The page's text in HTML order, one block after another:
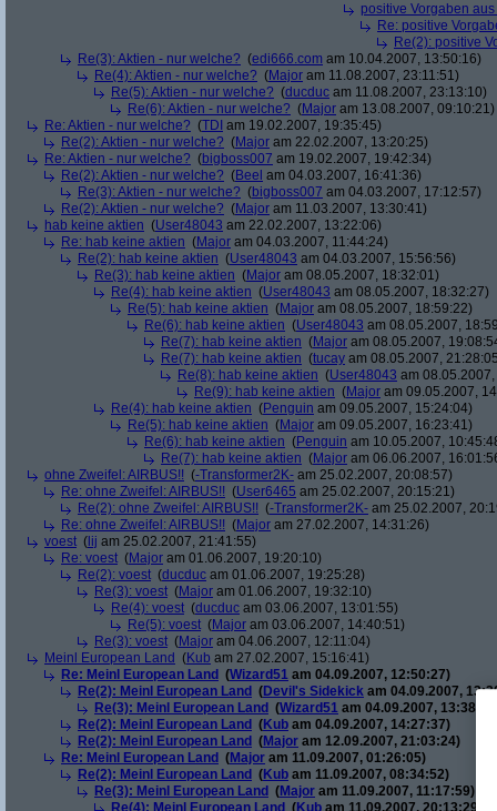
positive Vorgaben
Re: positive
Re(2): positive
Re(3): Aktien - nur welche? (edi666.com am 10.04.2007, 13:50:16)
Re(4): Aktien - nur welche? (Major am 11.08.2007, 23:11:51)
Re(5): Aktien - nur welche? (ducduc am 11.08.2007, 23:13:10)
Re(6): Aktien - nur welche? (Major am 13.08.2007, 09:10:21)
Re: Aktien - nur welche? (TDI am 19.02.2007, 19:35:45)
Re(2): Aktien - nur welche? (Major am 22.02.2007, 13:20:25)
Re: Aktien - nur welche? (bigboss007 am 19.02.2007, 19:42:34)
Re(2): Aktien - nur welche? (Beel am 04.03.2007, 16:41:36)
Re(3): Aktien - nur welche? (bigboss007 am 04.03.2007, 17:12:57)
Re(2): Aktien - nur welche? (Major am 11.03.2007, 13:30:41)
hab keine aktien (User48043 am 22.02.2007, 13:22:06)
Re: hab keine aktien (Major am 04.03.2007, 11:44:24)
Re(2): hab keine aktien (User48043 am 04.03.2007, 15:56:56)
Re(3): hab keine aktien (Major am 08.05.2007, 18:32:01)
Re(4): hab keine aktien (User48043 am 08.05.2007, 18:32:27)
Re(5): hab keine aktien (Major am 08.05.2007, 18:59:22)
Re(6): hab keine aktien (User48043 am 08.05.2007,
Re(7): hab keine aktien (Major am 08.05.2007,
Re(7): hab keine aktien (tucay am 08.05.2007,
Re(8): hab keine aktien (User48043 am
Re(9): hab keine aktien (Major am 09.05.2007,
Re(4): hab keine aktien (Penguin am 09.05.2007, 15:24:04)
Re(5): hab keine aktien (Major am 09.05.2007, 16:23:41)
Re(6): hab keine aktien (Penguin am 10.05.2007,
Re(7): hab keine aktien (Major am 06.06.2007,
ohne Zweifel: AIRBUS!! (-Transformer2K- am 25.02.2007, 20:08:57)
Re: ohne Zweifel: AIRBUS!! (User6465 am 25.02.2007, 20:15:21)
Re(2): ohne Zweifel: AIRBUS!! (-Transformer2K- am 25.02.2007,
Re: ohne Zweifel: AIRBUS!! (Major am 27.02.2007, 14:31:26)
voest ( lij am 25.02.2007, 21:41:55)
Re: voest (Major am 01.06.2007, 19:20:10)
Re(2): voest (ducduc am 01.06.2007, 19:25:28)
Re(3): voest (Major am 01.06.2007, 19:32:10)
Re(4): voest (ducduc am 03.06.2007, 13:01:55)
Re(5): voest (Major am 03.06.2007, 14:40:51)
Re(3): voest (Major am 04.06.2007, 12:11:04)
Meinl European Land (Kub am 27.02.2007, 15:16:41)
Re: Meinl European Land (Wizard51 am 04.09.2007, 12:50:27)
Re(2): Meinl European Land (Devil's Sidekick am 04.09.2007,
Re(3): Meinl European Land (Wizard51 am 04.09.2007,
Re(2): Meinl European Land (Kub am 04.09.2007, 14:27:37)
Re(2): Meinl European Land (Major am 12.09.2007, 21:03:24)
Re: Meinl European Land (Major am 11.09.2007, 01:26:05)
Re(2): Meinl European Land (Kub am 11.09.2007, 08:34:52)
Re(3): Meinl European Land (Major am 11.09.2007, 11:17:59)
Re(4): Meinl European Land (Kub am 11.09.2007, 20:13:29)